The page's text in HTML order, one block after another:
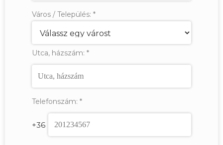
Város / Település: *
Utca, házszám: *
Telefonszám: *
+36